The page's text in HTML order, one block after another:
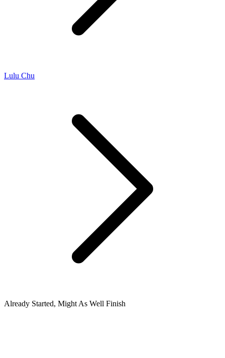
Lulu Chu
Already Started, Might As Well Finish